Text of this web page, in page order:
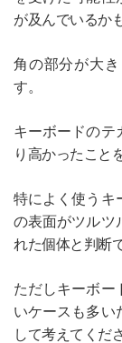
が及んでいるか
角の部分が大
す。
キーボードのテ
り高かったこと
特によく使うキ
の表面がツルツ
れた個体と判断
ただしキーボー
いケースも多い
して考えてくだ